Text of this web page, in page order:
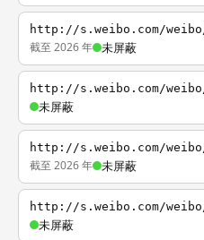
http://s.weibo.com/weibo/
截至 2026 年 未屏蔽
http://s.weibo.com/
未屏蔽
http://s.weibo.com/
截至 2026 年 未屏蔽
http://s.weibo.com/weibo/
未屏蔽